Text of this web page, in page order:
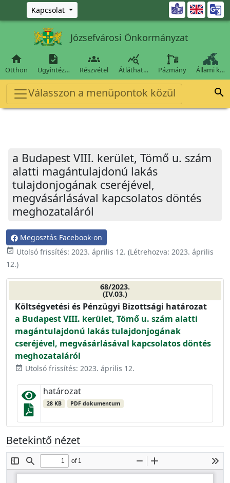
Ugrás a fő tartalomra
Kapcsolat 
Józsefvárosi Önkormányzat

Otthon

Ügyintéz…

Részvétel

Átláthat… Pázmány Állami k…
Válasszon a menüpontok közül 
a Budapest VIII. kerület, Tömő u. szám
alatti magántulajdonú lakás
tulajdonjogának cseréjével,
megvásárlásával kapcsolatos döntés
meghozataláról
Megosztás Facebook-on
event_available Utolsó frissítés: 2023. április 12. (Létrehozva: 2023. április
12.)
68/2023.
(IV.03.)
Költségvetési és Pénzügyi Bizottsági határozat
a Budapest VIII. kerület, Tömő u. szám alatti
magántulajdonú lakás tulajdonjogának
cseréjével, megvásárlásával kapcsolatos döntés
meghozataláról
event_available Utolsó frissítés: 2023. április 12.
határozat
28 KB PDF dokumentum
Betekintő nézet